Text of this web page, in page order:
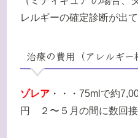
レルギーの確定診断が出
治療の費用（アレルギー
ゾレア ・・・75mlで約
円 ２〜５月の間に数回